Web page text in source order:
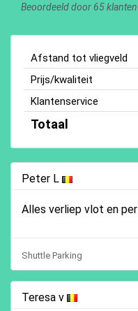
Beoordeeld door 65 klanten
Afstand tot vliegveld
Prijs/kwaliteit
Klantenservice
Totaal
Peter L
Alles verliep vlot en
Shuttle Parking
Teresa v